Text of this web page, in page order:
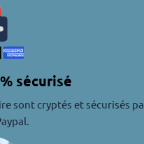
sécurisé
sont cryptés et sécurisés